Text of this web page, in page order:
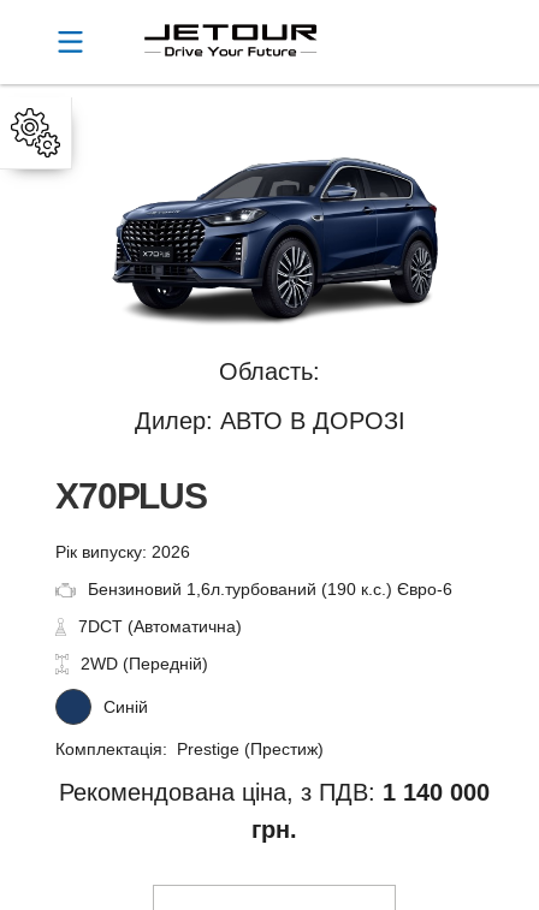
Область:
Дилер: АВТО В ДОРОЗІ
X70PLUS
Рік випуску: 2026
Бензиновий 1,6л.турбований (190 к.с.) Євро-6
7DCT (Автоматична)
2WD (Передній)
Синій
Комплектація: Prestige (Престиж)
Рекомендована ціна, з ПДВ: 1 140 000
грн.